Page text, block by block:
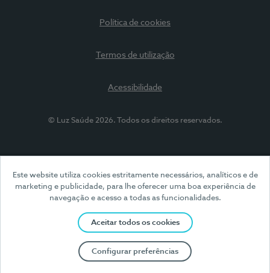
Este website utiliza cookies estritamente necessários, analíticos e de
marketing e publicidade, para lhe oferecer uma boa experiência de
navegação e acesso a todas as funcionalidades.
Aceitar todos os cookies
Configurar preferências
Política de cookies
Termos de utilização
Acessibilidade
© Luz Saúde 2026. Todos os direitos reservados.